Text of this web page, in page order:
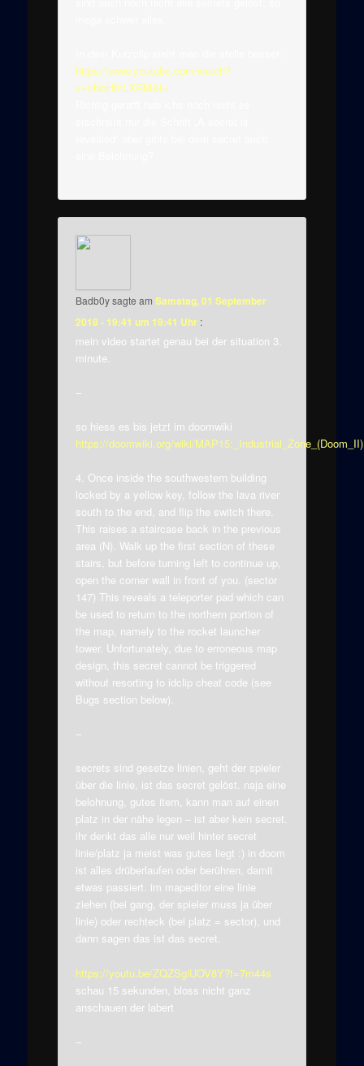
https://www.youtube.com/watch?
v=irNoHfnLXRM&t=
Badb0ysagte am Samstag, 01 September
2018 - 19:41 um 19:41 Uhr :
mein video startet genau bei der situation 3.
minute.
–
so hiess es bis jetzt im doomwiki
https://doomwiki.org/wiki/MAP15:_Industrial_Zone_(Doom_II)
4. Once inside the southwestern building
locked by a yellow key, follow the lava river
south to the end, and flip the switch there.
This raises a staircase back in the previous
area (N). Walk up the first section of these
stairs, but before turning left to continue up,
open the corner wall in front of you. (sector
147) This reveals a teleporter pad which can
be used to return to the northern portion of
the map, namely to the rocket launcher
tower. Unfortunately, due to erroneous map
design, this secret cannot be triggered
without resorting to idclip cheat code (see
Bugs section below).
–
secrets sind gesetze linien, geht der spieler
über die linie, ist das secret gelöst. naja eine
belohnung, gutes item, kann man auf einen
platz in der nähe legen – ist aber kein secret.
ihr denkt das alle nur weil hinter secret
linie/platz ja meist was gutes liegt :) in doom
ist alles drüberlaufen oder berühren, damit
etwas passiert. im mapeditor eine linie
ziehen (bei gang, der spieler muss ja über
linie) oder rechteck (bei platz = sector), und
dann sagen das ist das secret.
https://youtu.be/ZQZSgiUOV8Y?t=7m44s
schau 15 sekunden, bloss nicht ganz
anschauen der labert
–